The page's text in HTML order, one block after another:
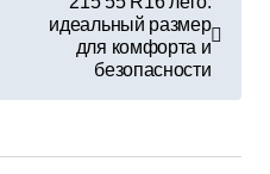
идеальный размер
для комфорта и
безопасности